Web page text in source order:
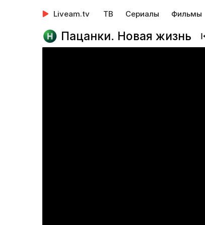
Liveam.tv ТВ Сериалы Фильмы
Пацанки. Новая жизнь